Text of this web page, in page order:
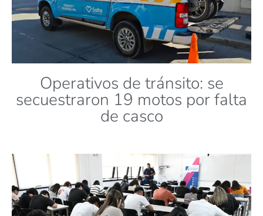
Operativos de tránsito: se
secuestraron 19 motos por falta
de casco